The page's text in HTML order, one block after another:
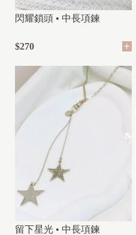
閃耀鎖頭 • 中長項鍊
$270
留下星光 • 中長項鍊